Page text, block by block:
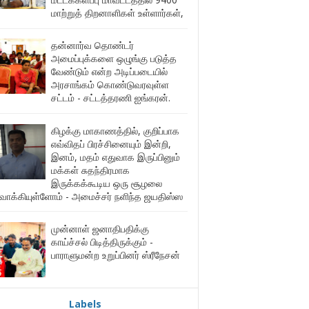
மாற்றுத் திறனாளிகள் உள்ளார்கள்,
தன்னார்வ தொண்டர்
அமைப்புக்களை ஒழுங்கு படுத்த
வேண்டும் என்ற அடிப்படையில்
அரசாங்கம் கொண்டுவரவுள்ள
சட்டம் - சட்டத்தரணி ஐங்கரன்.
கிழக்கு மாகாணத்தில், குறிப்பாக
எவ்விதப் பிரச்சினையும் இன்றி,
இனம், மதம் எதுவாக இருப்பினும்
மக்கள் சுதந்திரமாக
இருக்கக்கூடிய ஒரு சூழலை
- அமைச்சர் நளிந்த ஜயதிஸ்ஸ
முன்னாள் ஜனாதிபதிக்கு
காய்ச்சல் பிடித்திருக்கும் -
பாராளுமன்ற உறுப்பினர் ஸ்ரீநேசன்
Labels